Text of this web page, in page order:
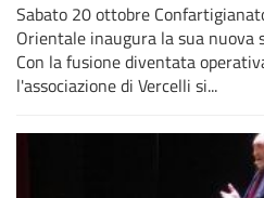
Sabato 20 ottobre
Orientale inaugura la sua nuova
Con la fusione diventata
l'associazione di Vercelli si...